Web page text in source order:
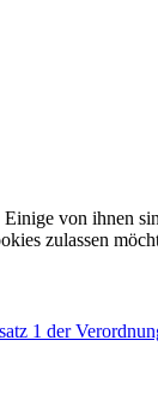
1 der
von ihnen
zulassen